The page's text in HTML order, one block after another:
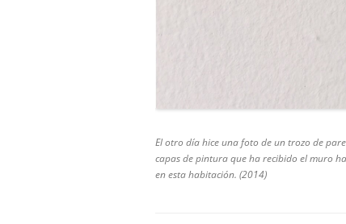
El otro día hice una foto de un trozo de
capas de pintura que ha recibido el muro
en esta habitación. (2014)